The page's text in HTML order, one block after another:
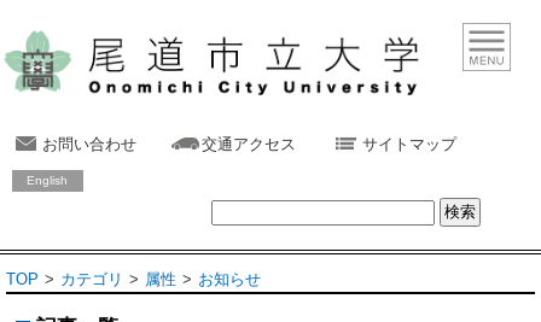
お問い合わせ 交通アクセス サイトマップ
English
TOP カテゴリ 属性 お知らせ